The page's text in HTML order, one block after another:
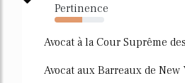
Pertinence
56%
Avocat à la Cour Suprême
Avocat aux Barreaux de New